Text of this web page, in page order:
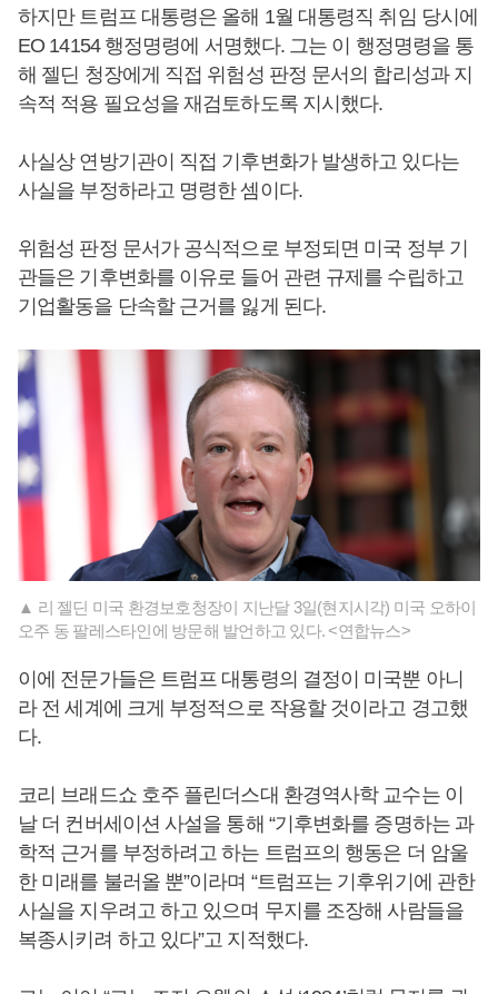
하지만 트럼프 대통령은 올해 1월 대통령직 취임 당시에
EO 14154 행정명령에 서명했다. 그는 이 행정명령을 통
해 젤딘 청장에게 직접 위험성 판정 문서의 합리성과 지
속적 적용 필요성을 재검토하도록 지시했다.
사실상 연방기관이 직접 기후변화가 발생하고 있다는
사실을 부정하라고 명령한 셈이다.
위험성 판정 문서가 공식적으로 부정되면 미국 정부 기
관들은 기후변화를 이유로 들어 관련 규제를 수립하고
기업활동을 단속할 근거를 잃게 된다.
▲ 리 젤딘 미국 환경보호청장이 지난달 3일(현지시각) 미국 오하이
오주 동 팔레스타인에 방문해 발언하고 있다. <연합뉴스>
이에 전문가들은 트럼프 대통령의 결정이 미국뿐 아니
라 전 세계에 크게 부정적으로 작용할 것이라고 경고했
다.
코리 브래드쇼 호주 플린더스대 환경역사학 교수는 이
날 더 컨버세이션 사설을 통해 “기후변화를 증명하는 과
학적 근거를 부정하려고 하는 트럼프의 행동은 더 암울
한 미래를 불러올 뿐”이라며 “트럼프는 기후위기에 관한
사실을 지우려고 하고 있으며 무지를 조장해 사람들을
복종시키려 하고 있다”고 지적했다.